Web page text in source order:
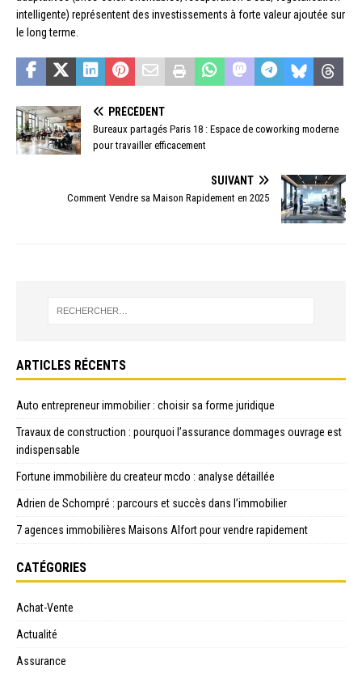
intelligente) représentent des investissements à forte valeur ajoutée sur
le long terme.
PRÉCÉDENT
Bureaux partagés Paris 18 : Espace de coworking moderne
pour travailler efficacement
SUIVANT
Comment Vendre sa Maison Rapidement en 2025
ARTICLES RÉCENTS
Auto entrepreneur immobilier : choisir sa forme juridique
Travaux de construction : pourquoi l’assurance dommages ouvrage est
indispensable
Fortune immobilière du createur mcdo : analyse détaillée
Adrien de Schompré : parcours et succès dans l’immobilier
7 agences immobilières Maisons Alfort pour vendre rapidement
CATÉGORIES
Achat-Vente
Actualité
Assurance